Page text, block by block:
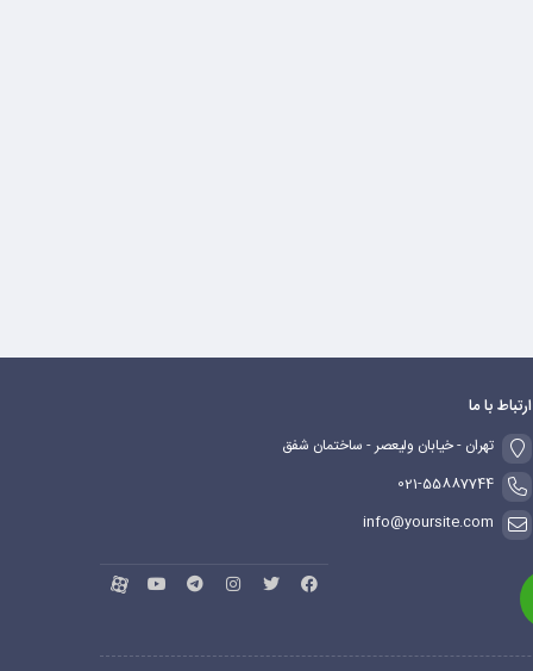
ارتباط با ما
تهران - خیابان ولیعصر - ساختمان شفق
021-55887744
info@yoursite.com